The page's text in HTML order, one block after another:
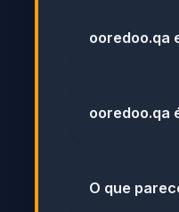
ooredoo.qa
ooredoo.qa
O que